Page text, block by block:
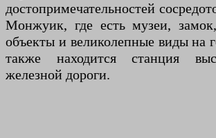
достопримечательностей
Монжуик, где есть музеи,
объекты и великолепные виды на
также находится станция
железной дороги.